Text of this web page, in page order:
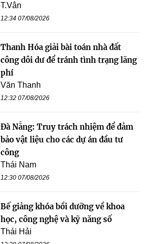
T.Vân
12:34 07/08/2026
Thanh Hóa giải bài toán nhà đất
công dôi dư để tránh tình trạng lãng
phí
Văn Thanh
12:32 07/08/2026
Đà Nẵng: Truy trách nhiệm để đảm
bảo vật liệu cho các dự án đầu tư
công
Thái Nam
12:30 07/08/2026
Bế giảng khóa bồi dưỡng về khoa
học, công nghệ và kỹ năng số
Thái Hải